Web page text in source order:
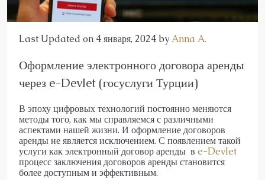
Last Updated on 4 января, 2024 byAnna A.
Оформление электронного договора аренды
через e-Devlet (госуслуги Турции)
В эпоху цифровых технологий постоянно меняются
методы того, как мы справляемся с различными
аспектами нашей жизни. И оформление договоров
аренды не является исключением. С появлением такой
услуги как электронный договор аренды в e-Devlet
процесс заключения договоров аренды становится
более доступным и эффективным.